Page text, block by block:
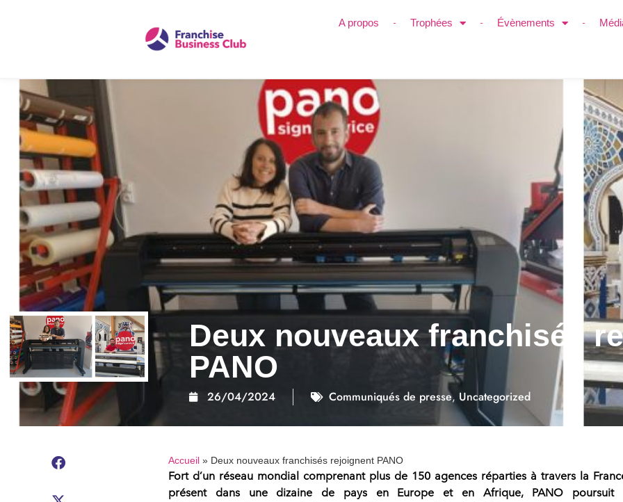
A propos Trophées Évènements
Deux nouveaux franchisés
PANO
26/04/2024 Communiqués de presse, Uncategorized
Accueil » Deux nouveaux franchisés rejoignent PANO
Fort d’un réseau mondial comprenant plus de 150 agences réparties à travers la
présent dans une dizaine de pays en Europe et en Afrique, PANO poursuit